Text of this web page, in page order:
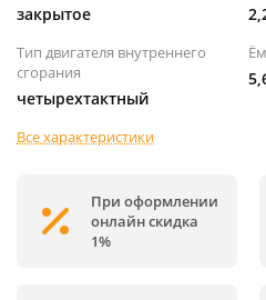
закрытое
Тип двигателя внутреннего
сгорания
четырехтактный
Все характеристики
При оформлении
онлайн скидка
1%